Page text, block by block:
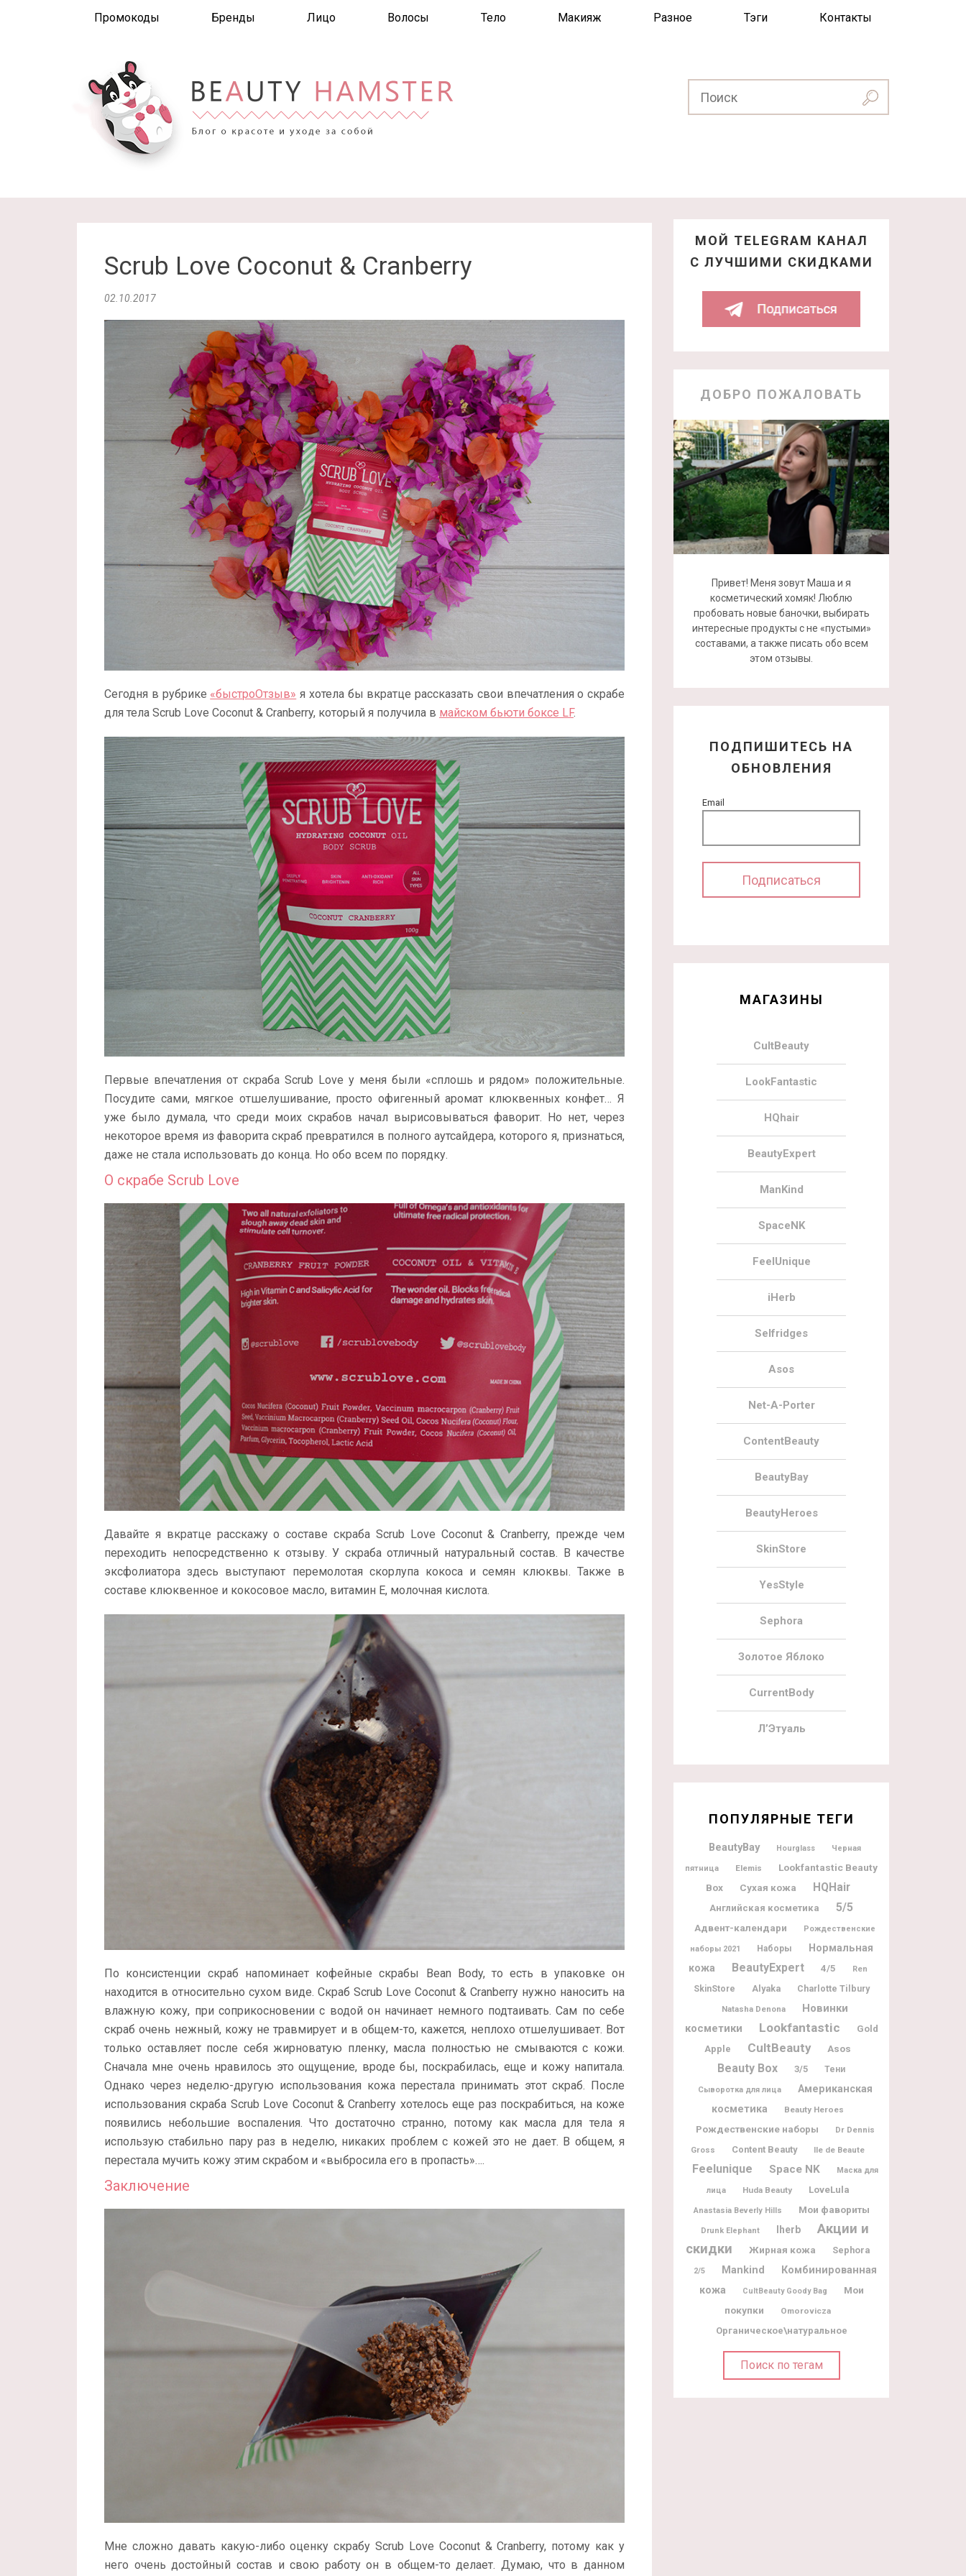
Промокоды Бренды Лицо Волосы Тело Макияж Разное Тэги Контакты
Scrub Love Coconut & Cranberry
02.10.2017
Сегодня в рубрике «быстроОтзыв» я хотела бы вкратце рассказать свои впечатления о скрабе
для тела Scrub Love Coconut & Cranberry, который я получила в майском бьюти боксе LF.
Первые впечатления от скраба Scrub Love у меня были «сплошь и рядом» положительные.
Посудите сами, мягкое отшелушивание, просто офигенный аромат клюквенных конфет… Я
уже было думала, что среди моих скрабов начал вырисовываться фаворит. Но нет, через
некоторое время из фаворита скраб превратился в полного аутсайдера, которого я, признаться,
даже не стала использовать до конца. Но обо всем по порядку.
О скрабе Scrub Love
Давайте я вкратце расскажу о составе скраба Scrub Love Coconut & Cranberry, прежде чем
переходить непосредственно к отзыву. У скраба отличный натуральный состав. В качестве
эксфолиатора здесь выступают перемолотая скорлупа кокоса и семян клюквы. Также в
составе клюквенное и кокосовое масло, витамин Е, молочная кислота.
По консистенции скраб напоминает кофейные скрабы Bean Body, то есть в упаковке он
находится в относительно сухом виде. Скраб Scrub Love Coconut & Cranberry нужно наносить на
влажную кожу, при соприкосновении с водой он начинает немного подтаивать. Сам по себе
скраб очень нежный, кожу не травмирует и в общем-то, кажется, неплохо отшелушивает. Вот
только оставляет после себя жирноватую пленку, масла полностью не смываются с кожи.
Сначала мне очень нравилось это ощущение, вроде бы, поскрабилась, еще и кожу напитала.
Однако через неделю-другую использования кожа перестала принимать этот скраб. После
использования скраба Scrub Love Coconut & Cranberry хотелось еще раз поскрабиться, на коже
появились небольшие воспаления. Что достаточно странно, потому как масла для тела я
использую стабильно пару раз в неделю, никаких проблем с кожей это не дает. В общем, я
перестала мучить кожу этим скрабом и «выбросила его в пропасть»….
Заключение
Мне сложно давать какую-либо оценку скрабу Scrub Love Coconut & Cranberry, потому как у
него очень достойный состав и свою работу он в общем-то делает. Думаю, что в данном
МОЙ TELEGRAM КАНАЛ
С ЛУЧШИМИ СКИДКАМИ
ДОБРО ПОЖАЛОВАТЬ
Привет! Меня зовут Маша и я
косметический хомяк! Люблю
пробовать новые баночки, выбирать
интересные продукты с не «пустыми»
составами, а также писать обо всем
этом отзывы.
ПОДПИШИТЕСЬ НА
ОБНОВЛЕНИЯ
Email
МАГАЗИНЫ
CultBeauty
LookFantastic
HQhair
BeautyExpert
ManKind
SpaceNK
FeelUnique
iHerb
Selfridges
Asos
Net-A-Porter
ContentBeauty
BeautyBay
BeautyHeroes
SkinStore
YesStyle
Sephora
Золотое Яблоко
CurrentBody
Л’Этуаль
ПОПУЛЯРНЫЕ ТЕГИ
BeautyBay Hourglass Черная
пятница Elemis
Lookfantastic Beauty
Box
Сухая кожа HQHair
Английская косметика 5/5
Адвент-календари Рождественские
наборы 2021 Наборы
Нормальная
кожа
BeautyExpert 4/5 Ren
SkinStore Alyaka Charlotte Tilbury
Natasha Denona
Новинки
косметики
Lookfantastic
Gold
Apple
CultBeauty Asos
Beauty Box 3/5 Тени
Сыворотка для лица
Американская
косметика
Beauty Heroes
Рождественские наборы
Dr Dennis
Gross
Content Beauty Ile de Beaute
Feelunique Space NK Маска для
лица Huda Beauty LoveLula
Anastasia Beverly Hills Мои фавориты
Drunk Elephant Iherb
Акции и
скидки
Жирная кожа Sephora
2/5 Mankind
Комбинированная
кожа
CultBeauty Goody Bag
Мои
покупки
Omorovicza
Органическое\натуральное
Поиск по тегам